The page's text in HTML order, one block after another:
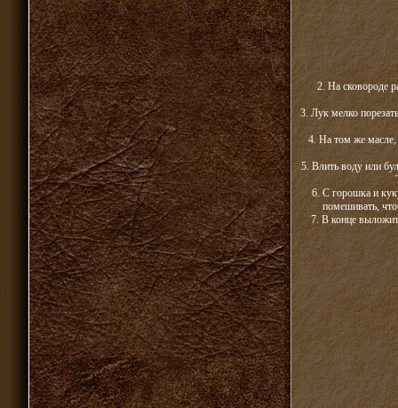
2. На сковороде
3. Лук мелко
4. На том же масле,
5. Влить воду или
6. С горошка и
помешивать,
7. В конце